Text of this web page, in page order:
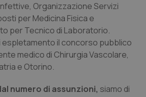
urogenitali
impianti
Organizzazione Servizi
per Medicina Fisica e
per Tecnico di Laboratorio.
espletamento il concorso pubblico
medico di Chirurgia Vascolare,
e Otorino.
numero di assunzioni, siamo di